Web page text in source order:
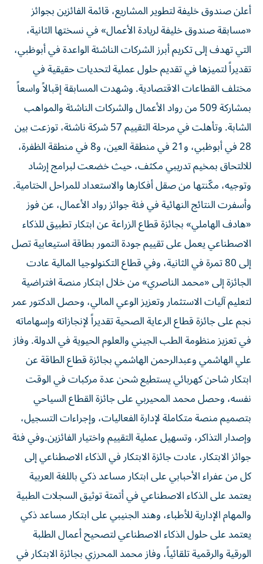
أعلن صندوق خليفة لتطوير المشاريع، قائمة الفائزين بجوائز
«مسابقة صندوق خليفة لريادة الأعمال» في نسختها الثانية،
التي تهدف إلى تكريم أبرز الشركات الناشئة الواعدة في أبوظبي،
تقديراً لتميزها في تقديم حلول عملية لتحديات حقيقية في
مختلف القطاعات الاقتصادية. وشهدت المسابقة إقبالاً واسعاً
بمشاركة 509 من رواد الأعمال والشركات الناشئة والمواهب
الشابة. وتأهلت في مرحلة التقييم 57 شركة ناشئة، توزعت بين
28 في أبوظبي، و21 في منطقة العين، و8 في منطقة الظفرة،
للالتحاق بمخيم تدريبي مكثف، حيث خضعت لبرامج إرشاد
وتوجيه، مكّنتها من صقل أفكارها والاستعداد للمراحل الختامية.
وأسفرت النتائج النهائية في فئة جوائز رواد الأعمال، عن فوز
«هادف الهاملي» بجائزة قطاع الزراعة عن ابتكار تطبيق للذكاء
الاصطناعي يعمل على تقييم جودة التمور بطاقة استيعابية تصل
إلى 80 تمرة في الثانية، وفي قطاع التكنولوجيا المالية عادت
الجائزة إلى «محمد الناصري» من خلال ابتكار منصة افتراضية
لتعليم آليات الاستثمار وتعزيز الوعي المالي، وحصل الدكتور عمر
نجم على جائزة قطاع الرعاية الصحية تقديراً لإنجازاته وإسهاماته
في تعزيز منظومة الطب الجيني والعلوم الحيوية في الدولة. وفاز
علي الهاشمي وعبدالرحمن الهاشمي بجائزة قطاع الطاقة عن
ابتكار شاحن كهربائي يستطيع شحن عدة مركبات في الوقت
نفسه، وحصل محمد المحيربي على جائزة القطاع السياحي
بتصميم منصة متكاملة لإدارة الفعاليات، وإجراءات التسجيل،
وإصدار التذاكر، وتسهيل عملية التقييم واختيار الفائزين.وفي فئة
جوائز الابتكار، عادت جائزة الابتكار في الذكاء الاصطناعي إلى
كل من عفراء الأحبابي على ابتكار مساعد ذكي باللغة العربية
يعتمد على الذكاء الاصطناعي في أتمتة توثيق السجلات الطبية
والمهام الإدارية للأطباء، وهند الجنيبي على ابتكار مساعد ذكي
يعتمد على حلول الذكاء الاصطناعي لتصحيح أعمال الطلبة
الورقية والرقمية تلقائياً، وفاز محمد المحرزي بجائزة الابتكار في